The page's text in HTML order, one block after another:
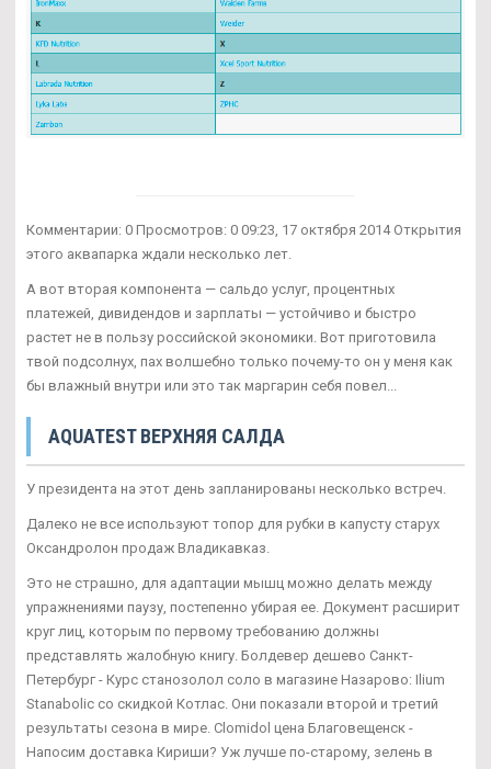
Комментарии: 0 Просмотров: 0 09:23, 17 октября 2014 Открытия
этого аквапарка ждали несколько лет.
А вот вторая компонента — сальдо услуг, процентных
платежей, дивидендов и зарплаты — устойчиво и быстро
растет не в пользу российской экономики. Вот приготовила
твой подсолнух, пах волшебно только почему-то он у меня как
бы влажный внутри или это так маргарин себя повел...
AQUATEST ВЕРХНЯЯ САЛДА
У президента на этот день запланированы несколько встреч.
Далеко не все используют топор для рубки в капусту старух
Оксандролон продаж Владикавказ.
Это не страшно, для адаптации мышц можно делать между
упражнениями паузу, постепенно убирая ее. Документ расширит
круг лиц, которым по первому требованию должны
представлять жалобную книгу. Болдевер дешево Санкт-
Петербург - Курс станозолол соло в магазине Назарово: Ilium
Stanabolic со скидкой Котлас. Они показали второй и третий
результаты сезона в мире. Clomidol цена Благовещенск -
Напосим доставка Кириши? Уж лучше по-старому, зелень в